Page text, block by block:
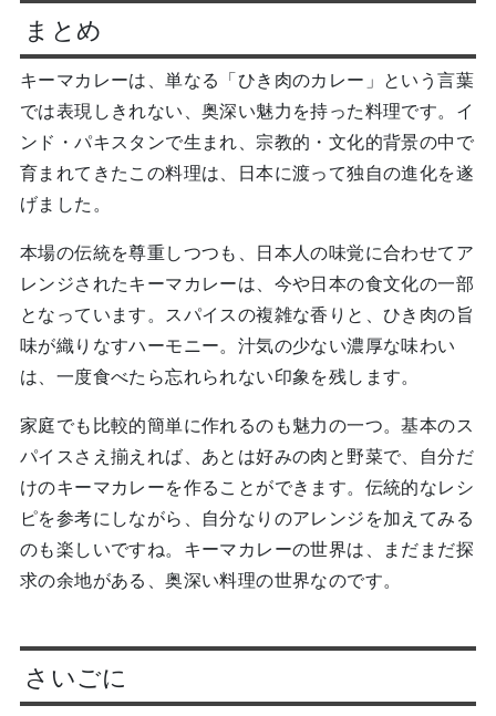
まとめ
キーマカレーは、単なる「ひき肉のカレー」という言葉
では表現しきれない、奥深い魅力を持った料理です。イ
ンド・パキスタンで生まれ、宗教的・文化的背景の中で
育まれてきたこの料理は、日本に渡って独自の進化を遂
げました。
本場の伝統を尊重しつつも、日本人の味覚に合わせてア
レンジされたキーマカレーは、今や日本の食文化の一部
となっています。スパイスの複雑な香りと、ひき肉の旨
味が織りなすハーモニー。汁気の少ない濃厚な味わい
は、一度食べたら忘れられない印象を残します。
家庭でも比較的簡単に作れるのも魅力の一つ。基本のス
パイスさえ揃えれば、あとは好みの肉と野菜で、自分だ
けのキーマカレーを作ることができます。伝統的なレシ
ピを参考にしながら、自分なりのアレンジを加えてみる
のも楽しいですね。キーマカレーの世界は、まだまだ探
求の余地がある、奥深い料理の世界なのです。
さいごに